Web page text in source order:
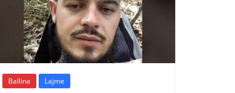
Ballina Lajme